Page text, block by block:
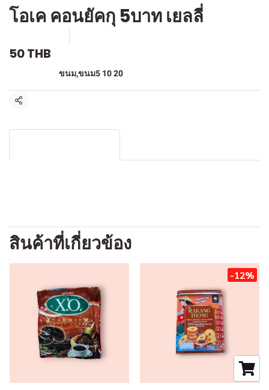
โอเค คอนยัคกุ 5บาท เยลลี่
50 THB
ขนม,ขนม5 10 20
แชร์
สินค้าที่เกี่ยวข้อง
-12%